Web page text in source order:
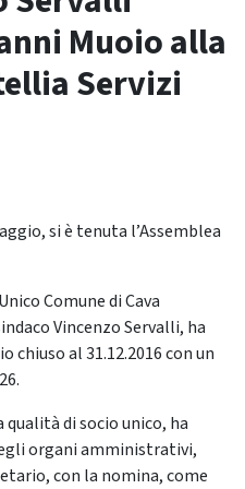
Muoio alla
Servizi
si è tenuta l’Assemblea
Comune di Cava
Vincenzo Servalli, ha
chiuso al 31.12.2016 con un
di socio unico, ha
organi amministrativi,
con la nomina, come